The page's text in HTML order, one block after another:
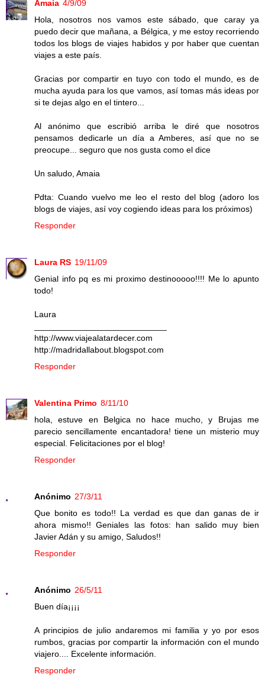
Amaia 4/9/09
Hola, nosotros nos vamos este sábado, que caray ya
puedo decir que mañana, a Bélgica, y me estoy recorriendo
todos los blogs de viajes habidos y por haber que cuentan
viajes a este país.
Gracias por compartir en tuyo con todo el mundo, es de
mucha ayuda para los que vamos, así tomas más ideas por
si te dejas algo en el tintero...
Al anónimo que escribió arriba le diré que nosotros
pensamos dedicarle un día a Amberes, así que no se
preocupe... seguro que nos gusta como el dice
Un saludo, Amaia
Pdta: Cuando vuelvo me leo el resto del blog (adoro los
blogs de viajes, así voy cogiendo ideas para los próximos)
Responder
Laura RS 19/11/09
Genial info pq es mi proximo destinooooo!!!! Me lo apunto
todo!
Laura
http://www.viajealatardecer.com
http://madridallabout.blogspot.com
Responder
Valentina Primo 8/11/10
hola, estuve en Belgica no hace mucho, y Brujas me
parecio sencillamente encantadora! tiene un misterio muy
especial. Felicitaciones por el blog!
Responder
Anónimo 27/3/11
Que bonito es todo!! La verdad es que dan ganas de ir
ahora mismo!! Geniales las fotos: han salido muy bien
Javier Adán y su amigo, Saludos!!
Responder
Anónimo 26/5/11
Buen día¡¡¡¡
A principios de julio andaremos mi familia y yo por esos
rumbos, gracias por compartir la información con el mundo
viajero.... Excelente información.
Responder